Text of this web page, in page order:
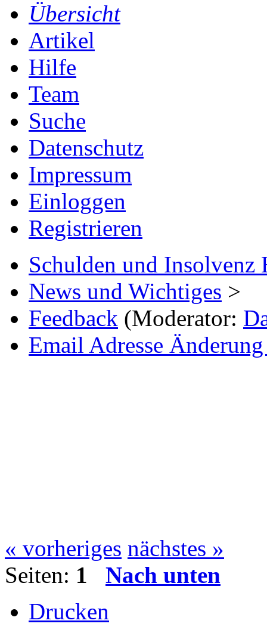
Übersicht
Artikel
Hilfe
Team
Suche
Datenschutz
Impressum
Einloggen
Registrieren
Schulden und Insolvenz
News und Wichtiges >
Feedback (Moderator:
Email Adresse
« vorheriges nächstes »
Seiten: 1
Nach unten
Drucken